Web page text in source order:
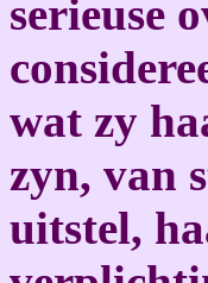
serieuse
wat zy
zyn, van
uitstel,